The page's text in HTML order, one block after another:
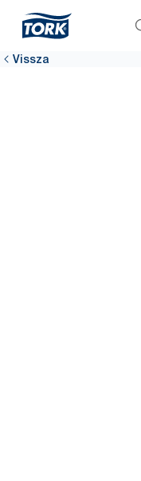
Vissza